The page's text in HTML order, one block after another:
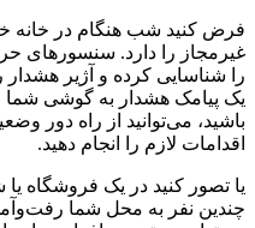
فرض کنید شب هنگام در خانه
را شناسایی کرده و آژیر
یک پیامک هشدار به گوشی
باشید، می‌توانید از راه دور
اقدامات لازم را انجام دهید.
یا تصور کنید در یک فروشگاه
چندین نفر به محل شما